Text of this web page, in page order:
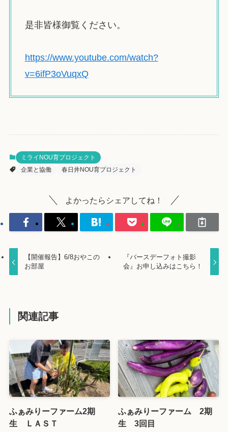
是非皆様御覧ください。
https://www.youtube.com/watch?
v=6ifP3oVuqxQ
ミライNOU育プロジェクト
企業と協働
春日井NOU育プロジェクト
よかったらシェアしてね！
【開催報告】6/8おやこの
お部屋
『バースデーフォト撮影
会』お申し込みはこちら！
関連記事
ふぁみりーファーム2期
生 ＬＡＳＴ
ふぁみりーファーム 2期
生 3回目